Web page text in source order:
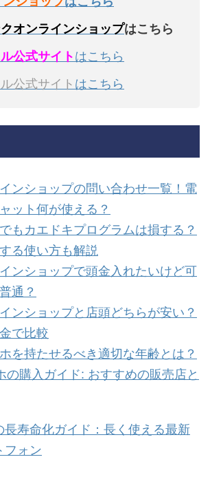
オンラインショップはこちら
公式サイトはこちら
公式サイト はこちら
ンショップの問い合わせ一覧！電
ット何が使える？
もカエドキプログラムは損する？
る使い方も解説
ンショップで頭金入れたいけど可
通？
ンショップと店頭どちらが安い？
で比較
を持たせるべき適切な年齢とは？
の購入ガイド: おすすめの販売店と
長寿命化ガイド：長く使える最新
フォン